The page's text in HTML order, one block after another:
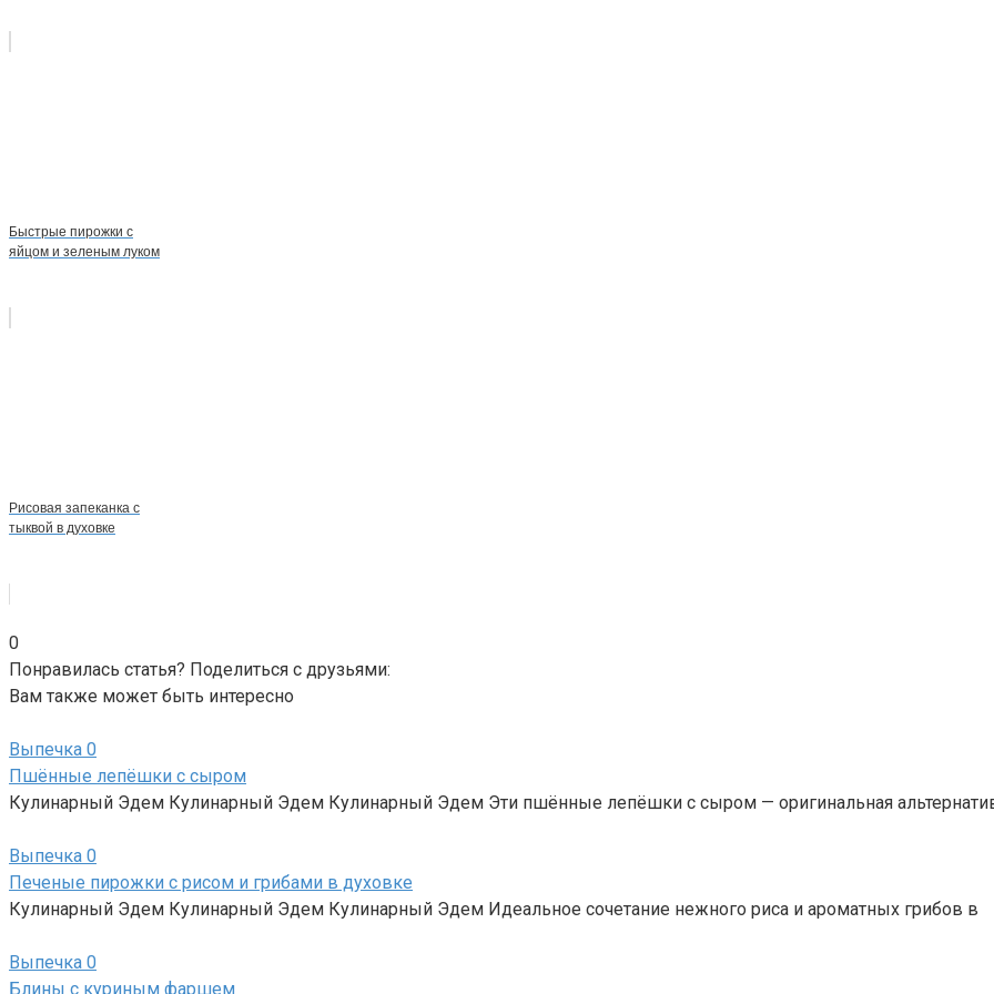
Быстрые пирожки с
яйцом и зеленым луком
Рисовая запеканка с
тыквой в духовке
0
Понравилась статья? Поделиться с друзьями:
Вам также может быть интересно
Выпечка 0
Пшённые лепёшки с сыром
Кулинарный Эдем Кулинарный Эдем Кулинарный Эдем Эти пшённые лепёшки с сыром — оригинальная
Выпечка 0
Печеные пирожки с рисом и грибами в духовке
Кулинарный Эдем Кулинарный Эдем Кулинарный Эдем Идеальное сочетание нежного риса и ароматных грибов в
Выпечка 0
Блины с куриным фаршем